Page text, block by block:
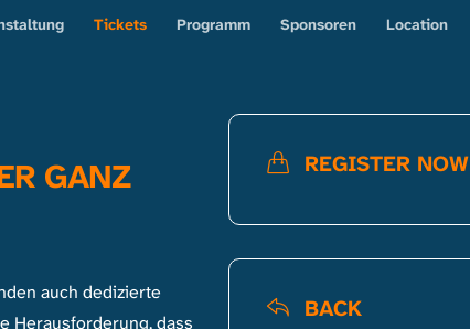
Tickets Programm Sponsoren Location
GANZ
auch dedizierte
Herausforderung, dass
REGISTER NOW
BACK